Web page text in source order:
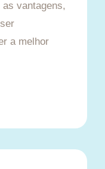
vantagens,
a melhor